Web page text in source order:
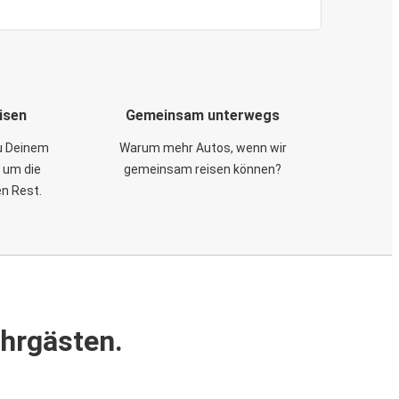
Deinem
die
Rest.
Gemeinsam unterwegs
Warum mehr Autos, wenn wir
gemeinsam reisen können?